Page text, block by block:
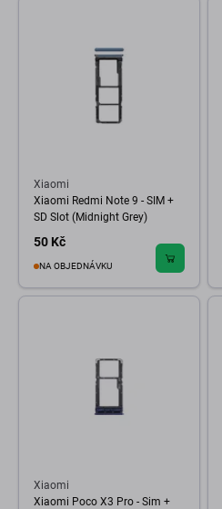
Xiaomi
Xiaomi Redmi Note 9 - SIM +
SD Slot (Midnight Grey)
50 Kč
NA OBJEDNÁVKU
Xiaomi
Xiaomi Poco X3 Pro - Sim +